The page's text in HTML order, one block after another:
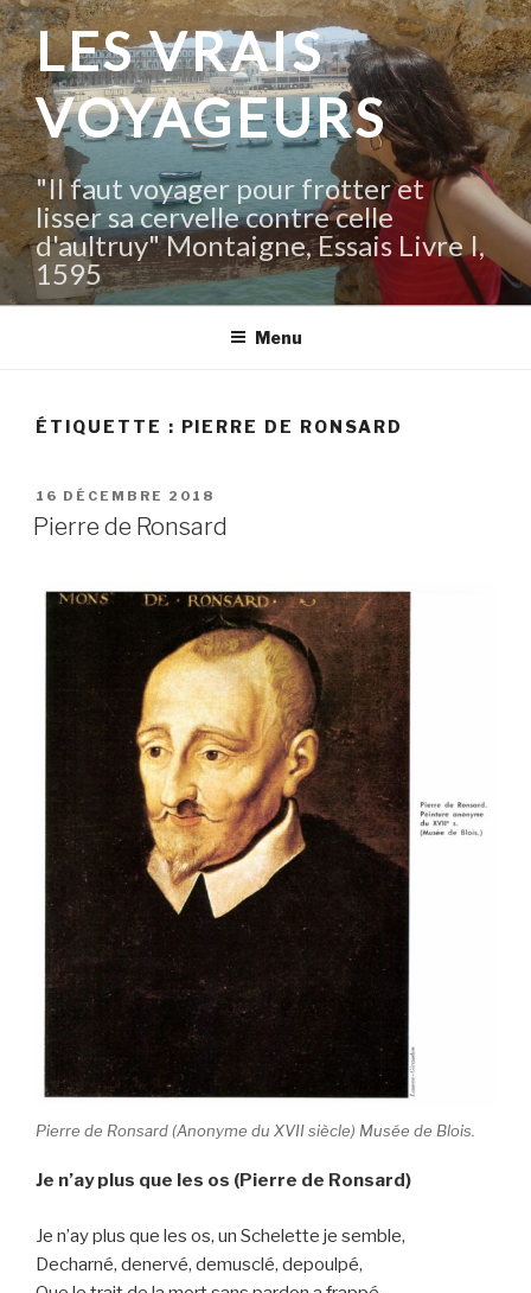
Aller
au
contenu
principal
LES VRAIS
VOYAGEURS
"Il faut voyager pour frotter et
lisser sa cervelle contre celle
d'aultruy" Montaigne, Essais Livre I,
1595
Menu
ÉTIQUETTE : PIERRE DE RONSARD
PUBLIÉ
LE
16 DÉCEMBRE 2018
Pierre de Ronsard
Pierre de Ronsard (Anonyme du XVII siècle) Musée de Blois.
Je n’ay plus que les os (Pierre de Ronsard)
Je n’ay plus que les os, un Schelette je semble,
Decharné, denervé, demusclé, depoulpé,